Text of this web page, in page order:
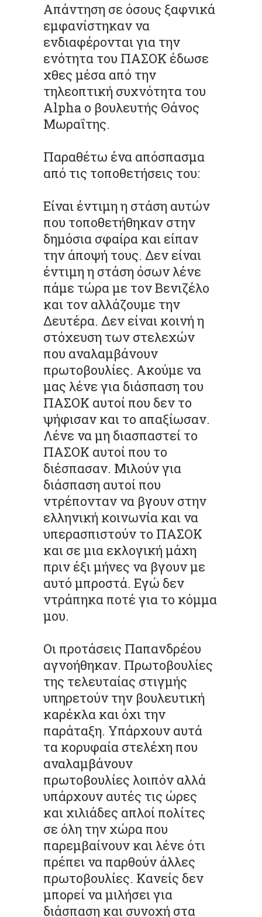
Απάντηση σε όσους ξαφνικά
εμφανίστηκαν να
ενδιαφέρονται για την
ενότητα του ΠΑΣΟΚ έδωσε
χθες μέσα από την
τηλεοπτική συχνότητα του
Alpha ο βουλευτής Θάνος
Μωραΐτης.
Παραθέτω ένα απόσπασμα
από τις τοποθετήσεις του:
Είναι έντιμη η στάση αυτών
που τοποθετήθηκαν στην
δημόσια σφαίρα και είπαν
την άποψή τους. Δεν είναι
έντιμη η στάση όσων λένε
πάμε τώρα με τον Βενιζέλο
και τον αλλάζουμε την
Δευτέρα. Δεν είναι κοινή η
στόχευση των στελεχών
που αναλαμβάνουν
πρωτοβουλίες. Ακούμε να
μας λένε για διάσπαση του
ΠΑΣΟΚ αυτοί που δεν το
ψήφισαν και το απαξίωσαν.
Λένε να μη διασπαστεί το
ΠΑΣΟΚ αυτοί που το
διέσπασαν. Μιλούν για
διάσπαση αυτοί που
ντρέπονταν να βγουν στην
ελληνική κοινωνία και να
υπερασπιστούν το ΠΑΣΟΚ
και σε μια εκλογική μάχη
πριν έξι μήνες να βγουν με
αυτό μπροστά. Εγώ δεν
ντράπηκα ποτέ για το κόμμα
μου.
Οι προτάσεις Παπανδρέου
αγνοήθηκαν. Πρωτοβουλίες
της τελευταίας στιγμής
υπηρετούν την βουλευτική
καρέκλα και όχι την
παράταξη. Υπάρχουν αυτά
τα κορυφαία στελέχη που
αναλαμβάνουν
πρωτοβουλίες λοιπόν αλλά
υπάρχουν αυτές τις ώρες
και χιλιάδες απλοί πολίτες
σε όλη την χώρα που
παρεμβαίνουν και λένε ότι
πρέπει να παρθούν άλλες
πρωτοβουλίες. Κανείς δεν
μπορεί να μιλήσει για
διάσπαση και συνοχή στα